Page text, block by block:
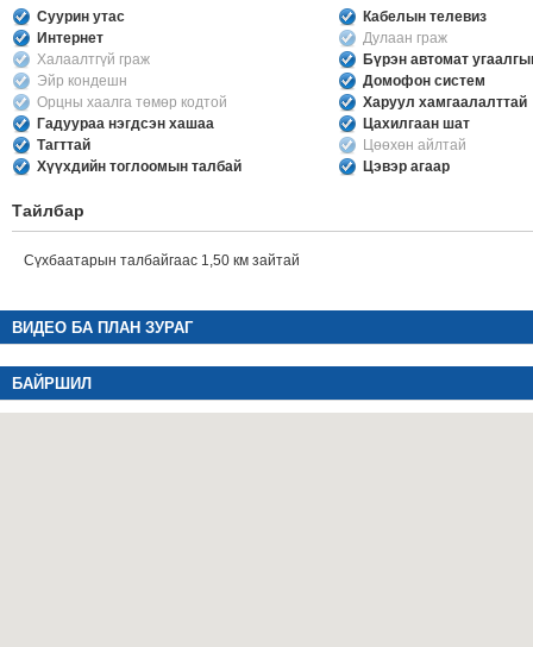
Суурин утас
Кабелын телевиз
Интернет
Дулаан граж
Халаалтгүй граж
Бүрэн автомат
Эйр кондешн
Домофон систем
Орцны хаалга төмөр кодтой
Харуул хамгаалалттай
Гадуураа нэгдсэн хашаа
Цахилгаан шат
Тагттай
Цөөхөн айлтай
Хүүхдийн тоглоомын талбай
Цэвэр агаар
Тайлбар
Сүхбаатарын талбайгаас 1,50 км зайтай
ВИДЕО БА ПЛАН ЗУРАГ
БАЙРШИЛ